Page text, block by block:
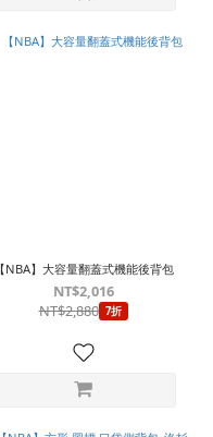
【NBA】大容量翻蓋式機能後背包
NT$2,016
NT$2,880 7折